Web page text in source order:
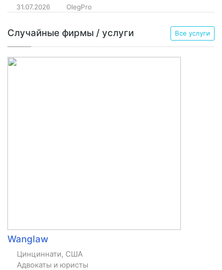
31.07.2026 OlegPro
Случайные фирмы / услуги Все услуги
Wanglaw
Цинциннати, США
Адвокаты и юристы